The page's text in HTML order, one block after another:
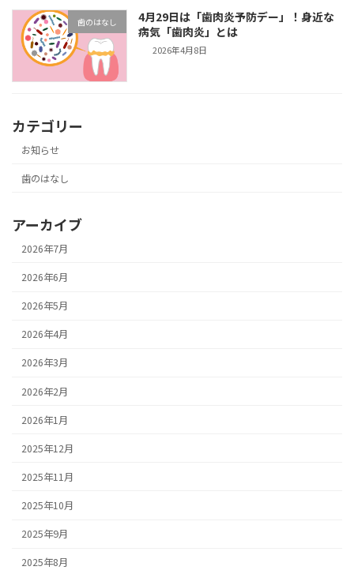
歯のはなし
4月29日は「歯肉炎予防デー」！身近な
病気「歯肉炎」とは
2026年4月8日
カテゴリー
お知らせ
歯のはなし
アーカイブ
2026年7月
2026年6月
2026年5月
2026年4月
2026年3月
2026年2月
2026年1月
2025年12月
2025年11月
2025年10月
2025年9月
2025年8月